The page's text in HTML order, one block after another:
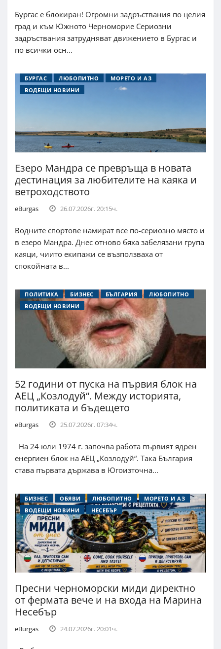
Бургас е блокиран! Огромни задръствания по целия
град и към Южното Черноморие Сериозни
задръствания затрудняват движението в Бургас и
по всички осн...
БУРГАС ЛЮБОПИТНО
МОРЕТО И АЗ
ВОДЕЩИ НОВИНИ
Езеро Мандра се превръща в новата
дестинация за любителите на каяка и
ветроходството
eBurgas 26.07.2026г. 20:15ч.
Водните спортове намират все по-сериозно място и
в езеро Мандра. Днес отново бяха забелязани група
каяци, чиито екипажи се възползваха от
спокойната в...
ПОЛИТИКА БИЗНЕС БЪЛГАРИЯ
ЛЮБОПИТНО
ВОДЕЩИ НОВИНИ
52 години от пуска на първия блок на
АЕЦ „Козлодуй“. Между историята,
политиката и бъдещето
eBurgas 25.07.2026г. 07:34ч.
На 24 юли 1974 г. започва работа първият ядрен
енергиен блок на АЕЦ „Козлодуй“. Така България
става първата държава в Югоизточна...
БИЗНЕС ОБЯВИ ЛЮБОПИТНО
МОРЕТО И АЗ
ВОДЕЩИ НОВИНИ
НЕСЕБЪР
Пресни черноморски миди директно
от фермата вече и на входа на Марина
Несебър
eBurgas 24.07.2026г. 20:01ч.